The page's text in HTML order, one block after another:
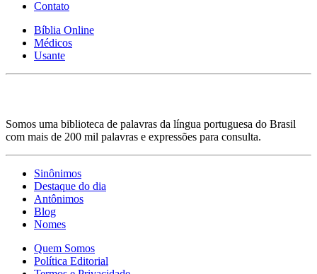
Contato
Bíblia Online
Médicos
Usante
Somos uma biblioteca de palavras da língua portuguesa do Brasil
com mais de 200 mil palavras e expressões para consulta.
Sinônimos
Destaque do dia
Antônimos
Blog
Nomes
Quem Somos
Política Editorial